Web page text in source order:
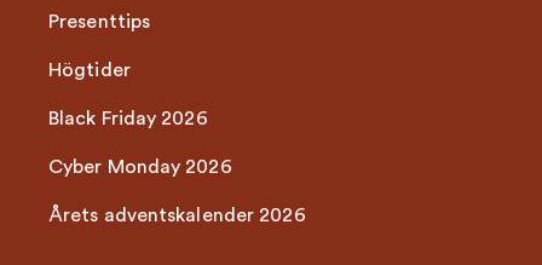
Presenttips
Högtider
Black Friday 2026
Cyber Monday 2026
Årets adventskalender 2026